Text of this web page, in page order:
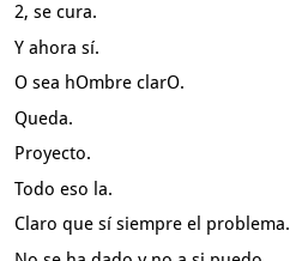
2, se cura.
Y ahora sí.
O sea hOmbre clarO.
Queda.
Proyecto.
Todo eso la.
Claro que sí siempre el problema.